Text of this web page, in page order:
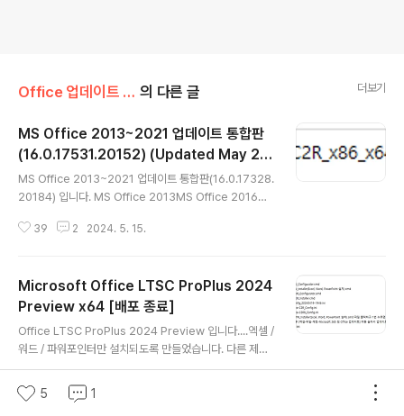
Office 업데이트 통합판 의 다른 글 더보기
MS Office 2013~2021 업데이트 통합판
(16.0.17531.20152) (Updated May 20
24) [배포 종료]
MS Office 2013~2021 업데이트 통합판(16.0.17328.
20184) 입니다. MS Office 2013MS Office 2016M
들어있습니다. 반드시 [설치 방법.png] 파일을 읽어보시
마시고 파일 탐색기에서 [탑재] 메뉴로 탑재하거나 (ISO
파일을 풀면 디펜더에서 잡아갑니다.ㅠ)[ISO 파일 → 연결
프로그램 → 파일 탐색기] 로 탑재시켜서 실행하세요. 아
래 방법 중 1개만 해주면 됩니다. [디펜더 오진 회피하기 방
39 2 2024. 5. 15.
Microsoft Office LTSC ProPlus 2024
Preview x64 [배포 종료]
Office LTSC ProPlus 2024 Preview 입니다....엑셀 /
워드 / 파워포인터만 설치되도록 만들었습니다. 다른 제품
을 설치하려면YAOCTRI_Configurator.cmd 파일로 다
시 설정파일을 만들어야합니다. 수정 전에 받으신 분들은
아래 파일 교체하시길 바랍니다. 1. 한글판 설치시 추가
5 1